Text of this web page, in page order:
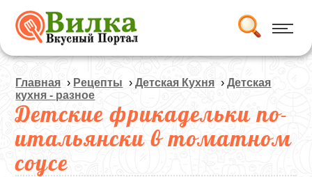
Главная › Рецепты ›Детская Кухня ›Детская
кухня - разное
Детские фрикадельки по-
итальянски в томатном
соусе